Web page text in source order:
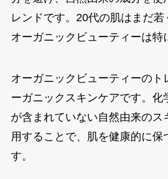
レンドです。20代の肌はまだ若
オーガニックビューティーは特
オーガニックビューティーのト
ーガニックスキンケアです。化
が含まれていない自然由来のス
用することで、肌を健康的に保
す。